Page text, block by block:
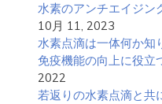
水素のアンチエイジン
10月 11, 2023
水素点滴は一体何か知
免疫機能の向上に役立
2022
若返りの水素点滴と共